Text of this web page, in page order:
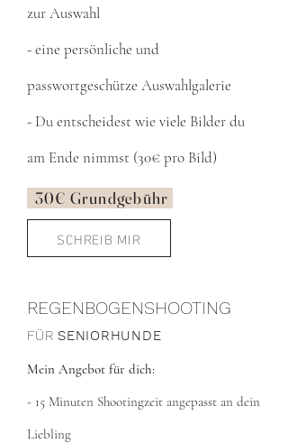
zur Auswahl
- eine persönliche und
passwortgeschütze Auswahlgalerie
- Du entscheidest wie viele Bilder du
am Ende nimmst (30€ pro Bild)
30€ Grundgebühr
SCHREIB MIR
REGENBOGENSHOOTING
FÜR SENIORHUNDE
Mein Angebot für dich:
- 15 Minuten Shootingzeit angepasst an dein
Liebling